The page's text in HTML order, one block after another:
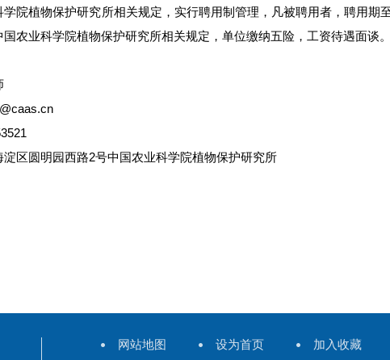
学院植物保护研究所相关规定，实行聘用制管理，凡被聘用者，聘用期
农业科学院植物保护研究所相关规定，单位缴纳五险，工资待遇面谈。
区圆明园西路2号中国农业科学院植物保护研究所
网站地图 设为首页 加入收藏